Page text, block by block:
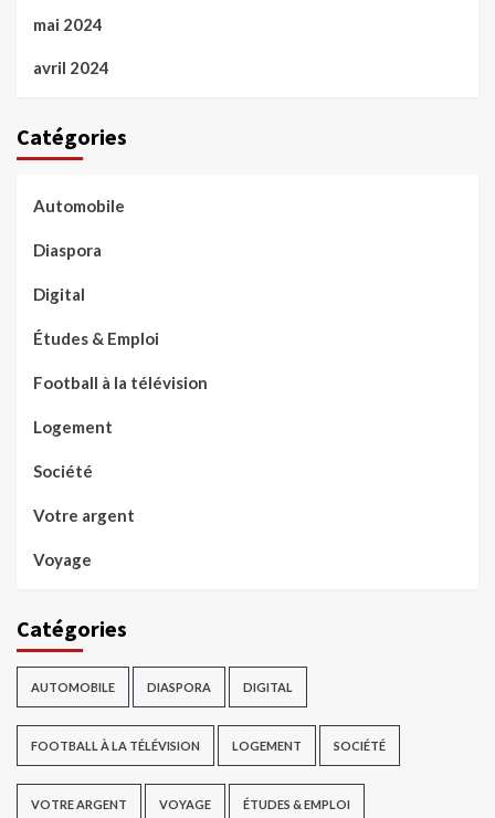
mai 2024
avril 2024
Catégories
Automobile
Diaspora
Digital
Études & Emploi
Football à la télévision
Logement
Société
Votre argent
Voyage
Catégories
AUTOMOBILE DIASPORA DIGITAL
FOOTBALL À LA TÉLÉVISION LOGEMENT SOCIÉTÉ
VOTRE ARGENT VOYAGE ÉTUDES & EMPLOI